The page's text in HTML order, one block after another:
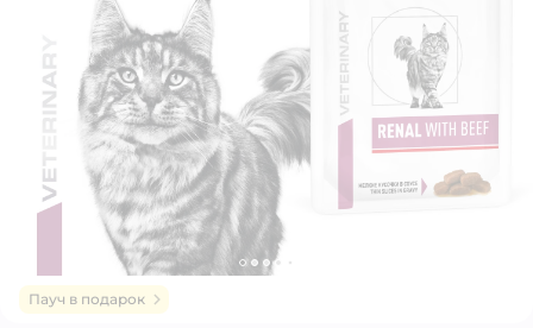
Пауч в подарок